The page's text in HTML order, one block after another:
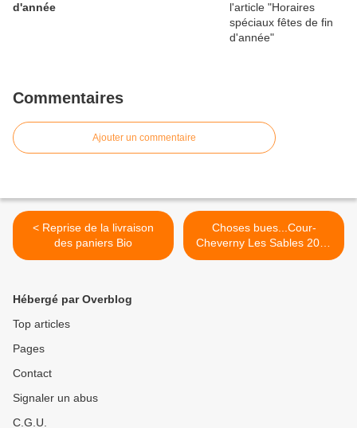
d'année
Commentaires
Ajouter un commentaire
< Reprise de la livraison
des paniers Bio
Choses bues...Cour-
Cheverny Les Sables 2010
du Domaine Philippe
Hébergé par Overblog
Top articles
Pages
Contact
Signaler un abus
C.G.U.